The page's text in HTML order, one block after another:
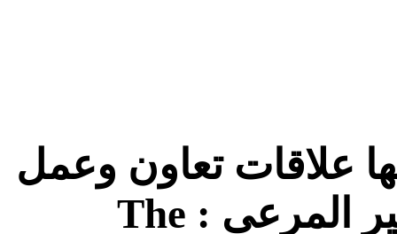
علاقات تعاون وعمل
مع ديوان تربية الماشية وتوفير المرعى : The